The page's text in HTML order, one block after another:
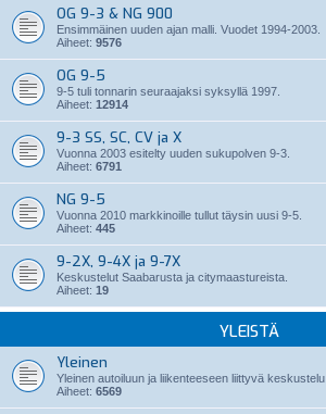
OG 9-3 & NG 900
Ensimmäinen uuden ajan malli. Vuodet 1994-2003.
Aiheet: 9576
OG 9-5
9-5 tuli tonnarin seuraajaksi syksyllä 1997.
Aiheet: 12914
9-3 SS, SC, CV ja X
Vuonna 2003 esitelty uuden sukupolven 9-3.
Aiheet: 6791
NG 9-5
Vuonna 2010 markkinoille tullut täysin uusi 9-5.
Aiheet: 445
9-2X, 9-4X ja 9-7X
Keskustelut Saabarusta ja citymaastureista.
Aiheet: 19
YLEISTÄ
Yleinen
Yleinen autoiluun ja liikenteeseen liittyvä keskustelu.
Aiheet: 6569